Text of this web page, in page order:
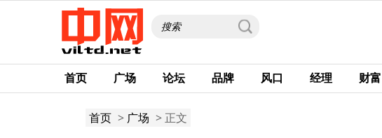
首页 广场 论坛 品牌 风口 经理 财富
首页 > 广场 > 正文